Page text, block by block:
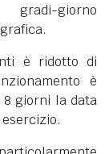
giorno
è ridotto di
è
giorni la data